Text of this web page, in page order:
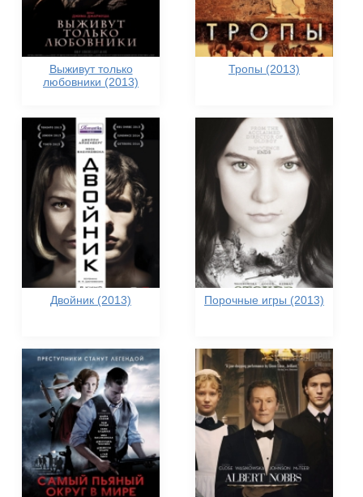
Выживут только
любовники (2013)
Тропы (2013)
Двойник (2013) Порочные игры (2013)